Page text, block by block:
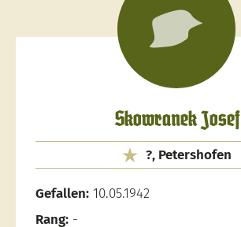
Skowranek Josef
?, Petershofen
Gefallen: 10.05.1942
Rang: -